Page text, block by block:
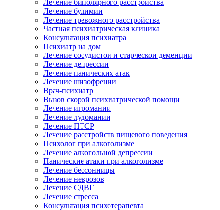
Лечение биполярного расстройства
Лечение булимии
Лечение тревожного расстройства
Частная психиатрическая клиника
Консультация психиатра
Психиатр на дом
Лечение сосудистой и старческой деменции
Лечение депрессии
Лечение панических атак
Лечение шизофрении
Врач-психиатр
Вызов скорой психиатрической помощи
Лечение игромании
Лечение лудомании
Лечение ПТСР
Лечение расстройств пищевого поведения
Психолог при алкоголизме
Лечение алкогольной депрессии
Панические атаки при алкоголизме
Лечение бессонницы
Лечение неврозов
Лечение СДВГ
Лечение стресса
Консультация психотерапевта